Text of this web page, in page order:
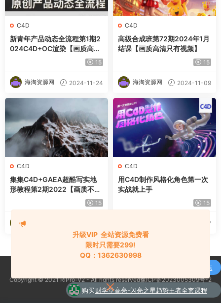
C4D
新青年产品动态全流程第1期2
024C4D+OC渲染【画质高清
15
海淘资源网 2024-11-24
C4D
高级合成班第72期2024年1月
结课【画质高清只有视频】
15
海淘资源网 2024-11-09
C4D
集集C4D+GAEA超酷写实地
形教程第2期2022【画质不错
15
海淘资源网
C4D
用C4D制作风格化角色第一次
实战就上手
15
2024-10-07
Copyright © 2021 RiPro-V2 - All rights reserved豫ICP备2023005309号-2
京公网安备 188888888
升级VIP 全站资源免费看
限时只需要299!
QQ：1362630998
了
通达信强龙战法抄底先锋捕捉主升浪买点
全套指标公式
购买财学堂高亮-闪亮之星趋势王者全套课程